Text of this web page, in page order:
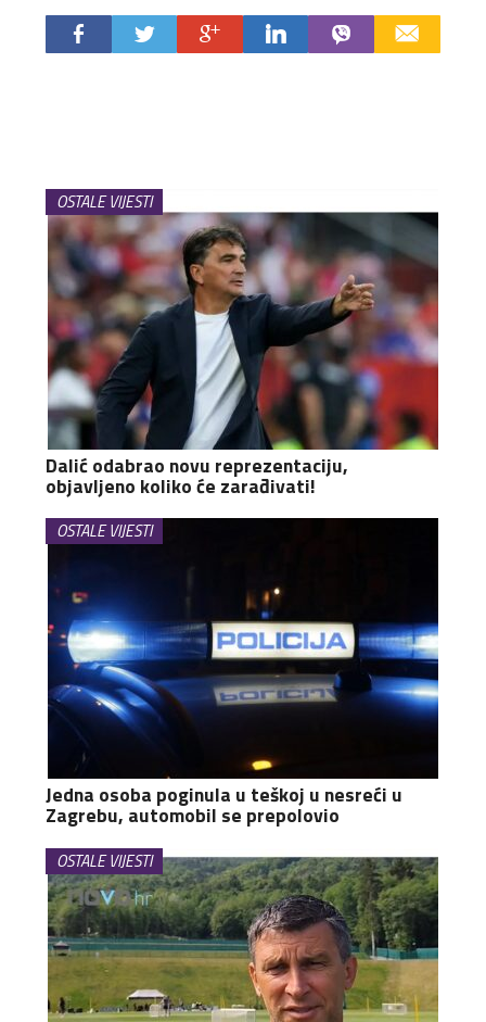
OSTALE VIJESTI
Dalić odabrao novu reprezentaciju,
objavljeno koliko će zarađivati!
OSTALE VIJESTI
Jedna osoba poginula u teškoj u nesreći u
Zagrebu, automobil se prepolovio
OSTALE VIJESTI